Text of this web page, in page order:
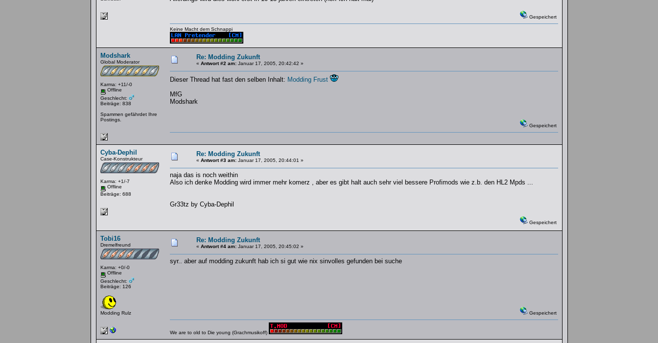
Gespeichert
Keine Macht dem Schnappi
Modshark
Global Moderator
Karma: +11/-0
Offline
Geschlecht:
Beiträge: 838
Spammen gefährdet Ihre
Postings.
Re: Modding Zukunft
« Antwort #2 am:Januar 17, 2005, 20:42:42 »
Dieser Thread hat fast den selben Inhalt: Modding Frust
MfG
Modshark
Gespeichert
Cyba-Dephil
Case-Konstrukteur
Karma: +1/-7
Offline
Beiträge: 688
Re: Modding Zukunft
« Antwort #3 am:Januar 17, 2005, 20:44:01 »
naja das is noch weithin
Also ich denke Modding wird immer mehr komerz , aber es gibt halt auch sehr viel bessere Profimods wie z.b. den HL2 Mpds ...
Gr33tz by Cyba-Dephil
Gespeichert
Tobi16
Dremelfreund
Karma: +0/-0
Offline
Geschlecht:
Beiträge: 126
Modding Rulz
Re: Modding Zukunft
« Antwort #4 am:Januar 17, 2005, 20:45:02 »
syr.. aber auf modding zukunft hab ich si gut wie nix sinvolles gefunden bei suche
Gespeichert
We are to old to Die young (Grachmusikoff)